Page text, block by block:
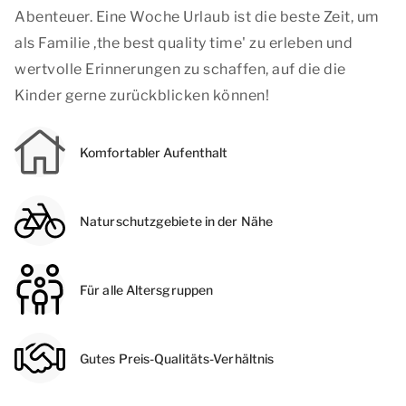
Abenteuer. Eine Woche Urlaub ist die beste Zeit, um
als Familie ,the best quality time' zu erleben und
wertvolle Erinnerungen zu schaffen, auf die die
Kinder gerne zurückblicken können!
Komfortabler Aufenthalt
Naturschutzgebiete in der Nähe
Für alle Altersgruppen
Gutes Preis-Qualitäts-Verhältnis